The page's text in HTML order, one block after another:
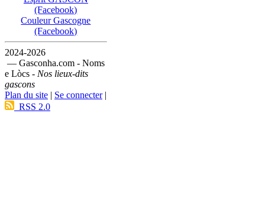
(Facebook)
Couleur Gascogne
(Facebook)
2024-2026
— Gasconha.com - Noms
e Lòcs - Nos lieux-dits
gascons
Plan du site | Se connecter|
RSS 2.0